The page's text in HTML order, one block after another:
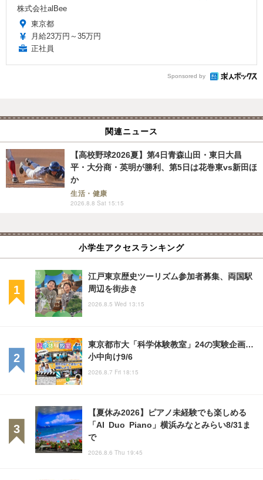
株式会社alBee
東京都
月給23万円～35万円
正社員
Sponsored by
関連ニュース
【高校野球2026夏】第4日青森山田・東日大昌
平・大分商・英明が勝利、第5日は花巻東vs新田ほ
か
生活・健康
2026.8.8 Sat 15:15
小学生アクセスランキング
江戸東京歴史ツーリズム参加者募集、両国駅
周辺を街歩き
2026.8.5 Wed 13:15
東京都市大「科学体験教室」24の実験企画…
小中向け9/6
2026.8.7 Fri 18:15
【夏休み2026】ピアノ未経験でも楽しめる
「AI Duo Piano」横浜みなとみらい8/31ま
で
2026.8.6 Thu 19:45